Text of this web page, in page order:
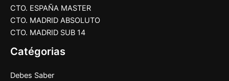
CTO. ESPAÑA MASTER
CTO. MADRID ABSOLUTO
CTO. MADRID SUB 14
Catégorias
Debes Saber